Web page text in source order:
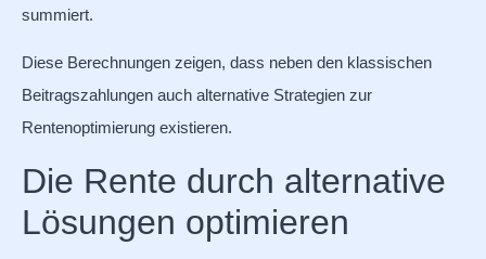
summiert.
Diese Berechnungen zeigen, dass neben den klassischen
Beitragszahlungen auch alternative Strategien zur
Rentenoptimierung existieren.
Die Rente durch alternative
Lösungen optimieren